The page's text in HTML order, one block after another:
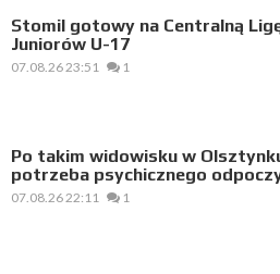
Stomil gotowy na Centralną
Juniorów U-17
07.08.26 23:51 1
Po takim widowisku w
potrzeba psychicznego
07.08.26 22:11 1